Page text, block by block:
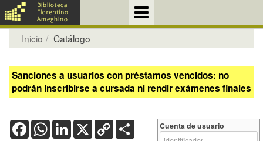
Inicio Catálogo
Sanciones a usuarios con préstamos vencidos: no
podrán inscribirse a cursada ni rendir exámenes finales
FacebookWhatsApp
LinkedIn
X Copy
Link
Cuenta de usuario